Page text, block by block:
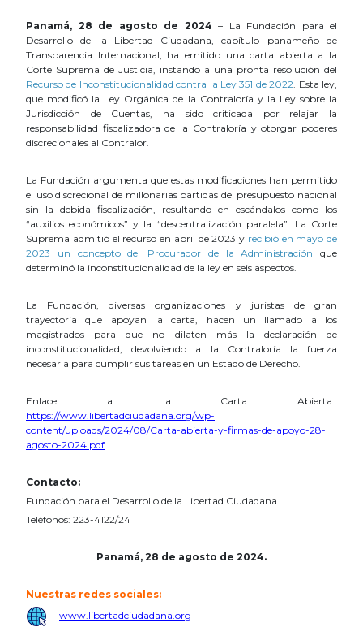
Panamá, 28 de agosto de 2024 – La Fundación para el
Desarrollo de la Libertad Ciudadana, capítulo panameño de
Transparencia Internacional, ha emitido una carta abierta a la
Corte Suprema de Justicia, instando a una pronta resolución del
Recurso de Inconstitucionalidad contra la Ley 351 de 2022 . Esta ley,
que modificó la Ley Orgánica de la Contraloría y la Ley sobre la
Jurisdicción de Cuentas, ha sido criticada por relajar la
responsabilidad fiscalizadora de la Contraloría y otorgar poderes
discrecionales al Contralor.
La Fundación argumenta que estas modificaciones han permitido
el uso discrecional de millonarias partidas del presupuesto nacional
sin la debida fiscalización, resultando en escándalos como los
“auxilios económicos” y la “descentralización paralela”. La Corte
Suprema admitió el recurso en abril de 2023 y recibió en mayo de
2023 un concepto del Procurador de la Administración que
determinó la inconstitucionalidad de la ley en seis aspectos.
La Fundación, diversas organizaciones y juristas de gran
trayectoria que apoyan la carta, hacen un llamado a los
magistrados para que no dilaten más la declaración de
inconstitucionalidad, devolviendo a la Contraloría la fuerza
necesaria para cumplir sus tareas en un Estado de Derecho.
Enlace a la Carta Abierta:
https://www.libertadciudadana.org/wp-
content/uploads/2024/08/Carta-abierta-y-firmas-de-apoyo-28-
agosto-2024.pdf
Contacto:
Fundación para el Desarrollo de la Libertad Ciudadana
Teléfonos: 223-4122/24
Panamá, 28 de agosto de 2024.
Nuestras redes sociales:
www.libertadciudadana.org